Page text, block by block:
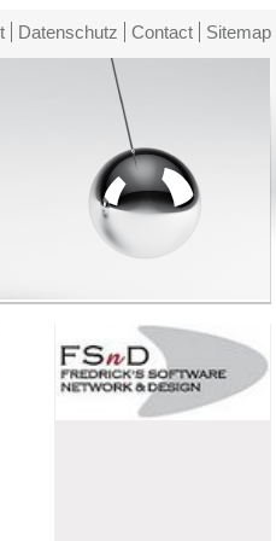
Datenschutz Contact Sitemap